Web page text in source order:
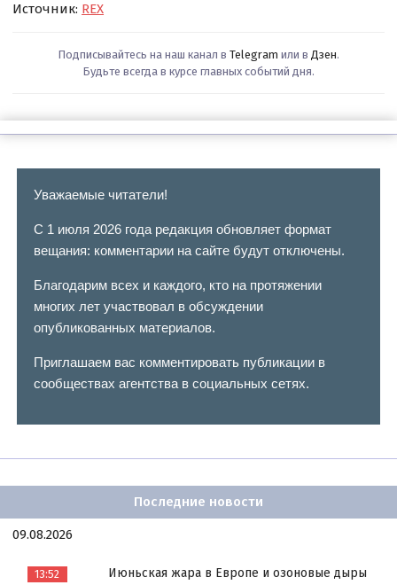
Источник: REX
Подписывайтесь на наш канал в Telegram или в Дзен.
Будьте всегда в курсе главных событий дня.
Уважаемые читатели!
С 1 июля 2026 года редакция обновляет формат
вещания: комментарии на сайте будут отключены.
Благодарим всех и каждого, кто на протяжении
многих лет участвовал в обсуждении
опубликованных материалов.
Приглашаем вас комментировать публикации в
сообществах агентства в социальных сетях.
Последние новости
09.08.2026
13:52 Июньская жара в Европе и озоновые дыры